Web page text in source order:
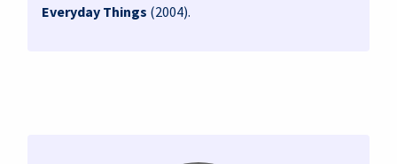
Everyday Things (2004).